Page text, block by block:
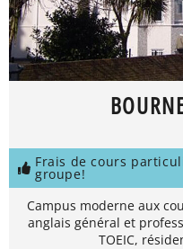
Frais de cours
groupe!
Campus moderne aux
anglais général et
TOEIC,